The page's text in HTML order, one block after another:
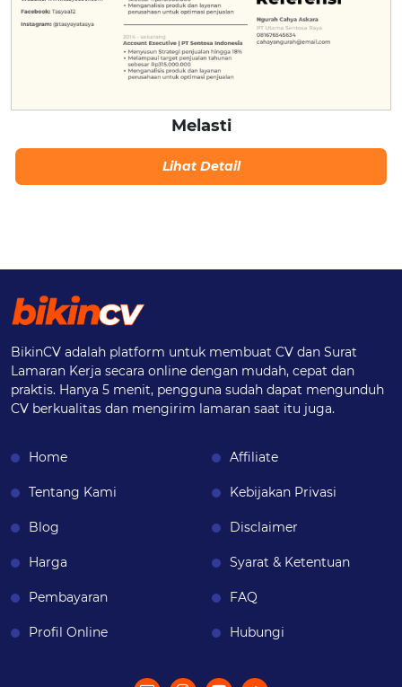
Melasti
Lihat Detail
BikinCV adalah platform untuk membuat CV dan Surat
Lamaran Kerja secara online dengan mudah, cepat dan
praktis. Hanya 5 menit, pengguna sudah dapat mengunduh
CV berkualitas dan mengirim lamaran saat itu juga.
Home
Tentang Kami
Blog
Harga
Pembayaran
Profil Online
Affiliate
Kebijakan Privasi
Disclaimer
Syarat & Ketentuan
FAQ
Hubungi